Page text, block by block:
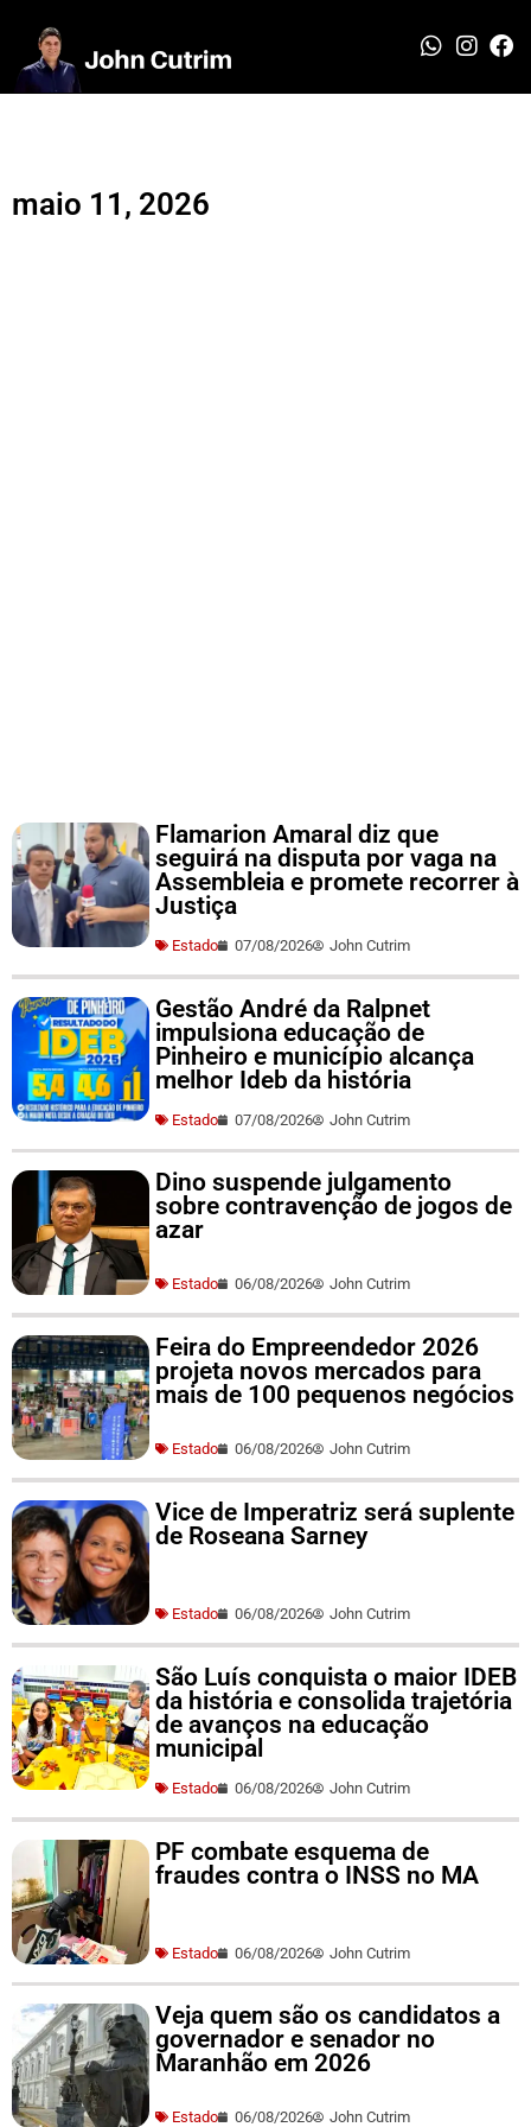
maio 11, 2026
Flamarion Amaral diz que
seguirá na disputa por vaga na
Assembleia e promete recorrer à
Justiça
Estado 07/08/2026 John Cutrim
Gestão André da Ralpnet
impulsiona educação de
Pinheiro e município alcança
melhor Ideb da história
Estado 07/08/2026 John Cutrim
Dino suspende julgamento
sobre contravenção de jogos de
azar
Estado 06/08/2026 John Cutrim
Feira do Empreendedor 2026
projeta novos mercados para
mais de 100 pequenos negócios
Estado 06/08/2026 John Cutrim
Vice de Imperatriz será suplente
de Roseana Sarney
Estado 06/08/2026 John Cutrim
São Luís conquista o maior IDEB
da história e consolida trajetória
de avanços na educação
municipal
Estado 06/08/2026 John Cutrim
PF combate esquema de
fraudes contra o INSS no MA
Estado 06/08/2026 John Cutrim
Veja quem são os candidatos a
governador e senador no
Maranhão em 2026
Estado 06/08/2026 John Cutrim